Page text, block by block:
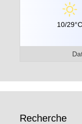
10/29°C
Recherche